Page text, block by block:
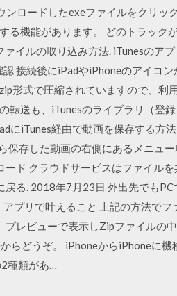
ロードしたexeファイルをクリッ
る機能があります。 どのトラック
イルの取り込み方法. iTunesのア
接続後にiPadやiPhoneのアイコ
形式で圧縮されていますので、利
送も、iTunesのライブラリ（登
にiTunes経由で動画を保存する方
保存した動画の右側にあるメニュ
ド クラウドサービスはファイル
る. 2018年7月23日 外出先でも
プリで叶えること 上記の方法で
レビューで表示しZipファイルの
らどうぞ。 iPhoneからiPhoneに
種類があ…